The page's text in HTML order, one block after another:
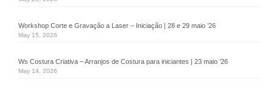
Job Pass
Workshop Corte e Gravação a Laser – Iniciação | 28 e 29 maio ’26
May 15, 2026
Ws Costura Criativa – Arranjos de Costura para iniciantes | 23 maio ’26
May 14, 2026